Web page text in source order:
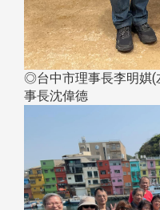
◎台中市理事長李明娸(
事長沈偉德